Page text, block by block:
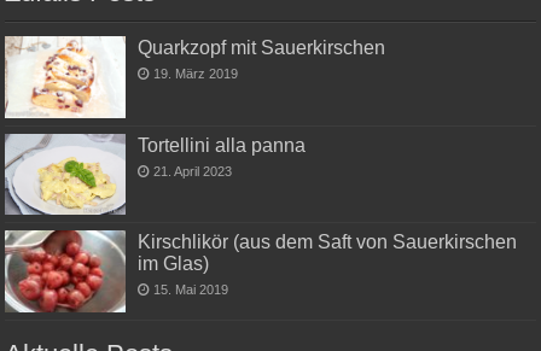
Quarkzopf mit Sauerkirschen
19. März 2019
Tortellini alla panna
21. April 2023
Kirschlikör (aus dem Saft von Sauerkirschen
im Glas)
15. Mai 2019